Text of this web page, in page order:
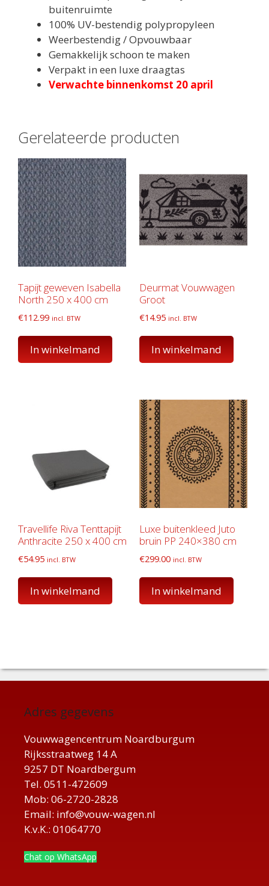
buitenruimte
100% UV-bestendig polypropyleen
Weerbestendig / Opvouwbaar
Gemakkelijk schoon te maken
Verpakt in een luxe draagtas
Verwachte binnenkomst 20 april
Gerelateerde producten
Tapijt geweven Isabella
North 250 x 400 cm
€112.99 incl. BTW
In winkelmand
Deurmat Vouwwagen
Groot
€14.95 incl. BTW
In winkelmand
Travellife Riva Tenttapijt
Anthracite 250 x 400 cm
€54.95 incl. BTW
In winkelmand
Luxe buitenkleed Juto
bruin PP 240×380 cm
€299.00 incl. BTW
In winkelmand
Adres gegevens
Vouwwagencentrum Noardburgum
Rijksstraatweg 14 A
9257 DT Noardbergum
Tel. 0511-472609
Mob: 06-2720-2828
Email: info@vouw-wagen.nl
K.v.K.: 01064770
Chat op WhatsApp